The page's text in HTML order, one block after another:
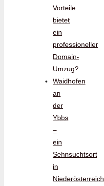
Vorteile
bietet
ein
professioneller
Domain-
Umzug?
Waidhofen
an
der
Ybbs
–
ein
Sehnsuchtsort
in
Niederösterreich